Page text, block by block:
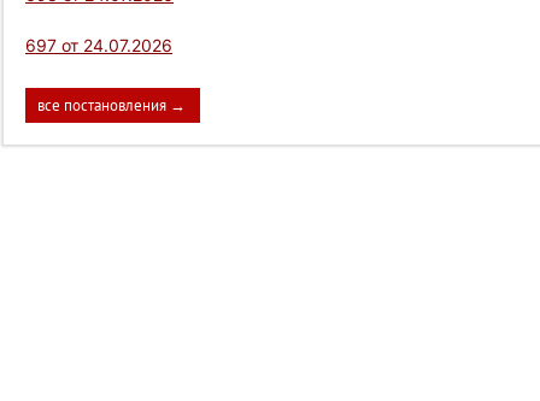
697 от 24.07.2026
все постановления →